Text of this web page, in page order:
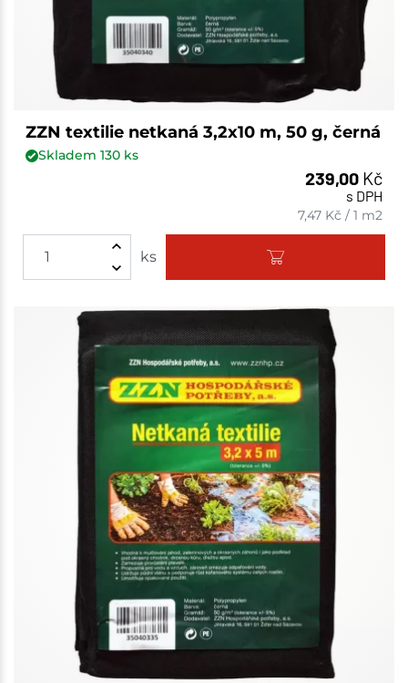
ZZN textilie netkaná 3,2x10 m, 50 g, černá
Skladem 130ks
239,00 Kč
s DPH
7,47 Kč /1 m2
ks